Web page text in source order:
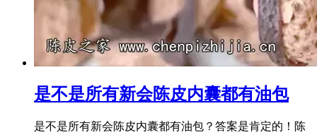
是不是所有新会陈皮内囊都有油包
是不是所有新会陈皮内囊都有油包？答案是肯定的！陈